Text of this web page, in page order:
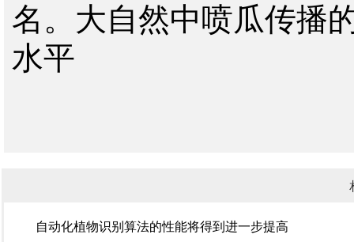
名。大自然中喷瓜传播
水平
自动化植物识别算法的性能将得到进一步提高